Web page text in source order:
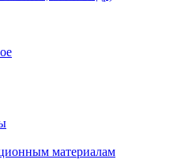
материалам